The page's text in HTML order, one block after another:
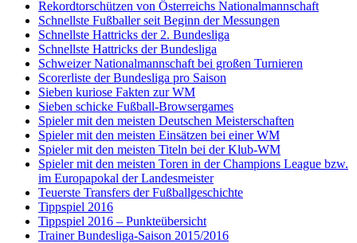
Rekordtorschützen von Österreichs Nationalmannschaft
Schnellste Fußballer seit Beginn der Messungen
Schnellste Hattricks der 2. Bundesliga
Schnellste Hattricks der Bundesliga
Schweizer Nationalmannschaft bei großen Turnieren
Scorerliste der Bundesliga pro Saison
Sieben kuriose Fakten zur WM
Sieben schicke Fußball-Browsergames
Spieler mit den meisten Deutschen Meisterschaften
Spieler mit den meisten Einsätzen bei einer WM
Spieler mit den meisten Titeln bei der Klub-WM
Spieler mit den meisten Toren in der Champions League bzw.
im Europapokal der Landesmeister
Teuerste Transfers der Fußballgeschichte
Tippspiel 2016
Tippspiel 2016 – Punkteübersicht
Trainer Bundesliga-Saison 2015/2016